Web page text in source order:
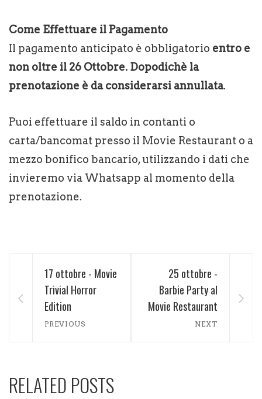
Come Effettuare il Pagamento
Il pagamento anticipato è obbligatorio entro e
non oltre il 26 Ottobre. Dopodichè la
prenotazione è da considerarsi annullata.
Puoi effettuare il saldo in contanti o
carta/bancomat presso il Movie Restaurant o a
mezzo bonifico bancario, utilizzando i dati che
invieremo via Whatsapp al momento della
prenotazione.
17 ottobre - Movie
Trivial Horror
Edition
PREVIOUS
25 ottobre -
Barbie Party al
Movie Restaurant
NEXT
RELATED POSTS